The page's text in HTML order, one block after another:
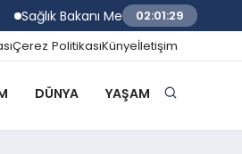
Bakanı Memişoğlu Rize Şehir
02:01:30
Çerez PolitikasıKünyeİletişim
DÜNYA YAŞAM